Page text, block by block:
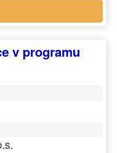
v programu